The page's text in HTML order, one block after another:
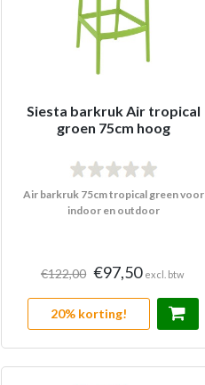
Siesta barkruk Air tropical
groen 75cm hoog
Air barkruk 75cm tropical green voor
indoor en outdoor
€122,00 €97,50 excl. btw
20% korting!